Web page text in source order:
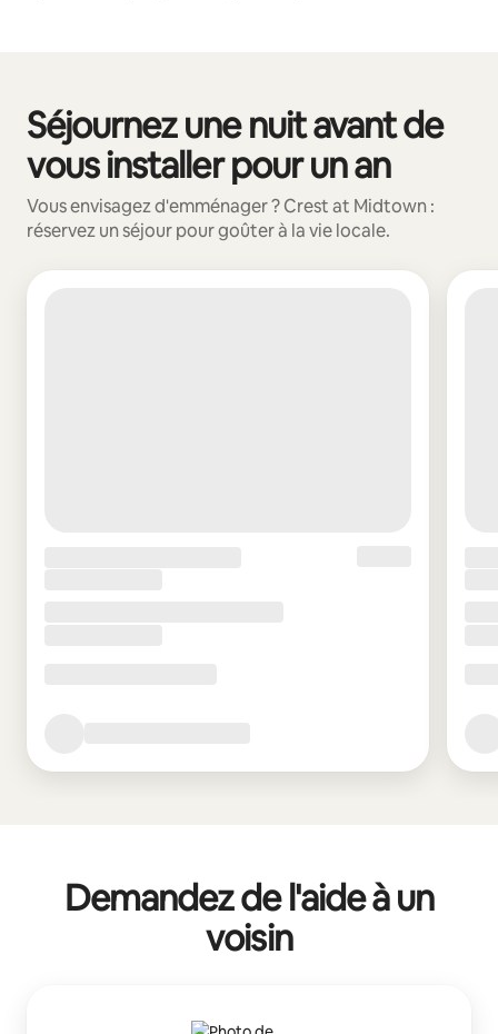
Séjournez une nuit avant de
vous installer pour un an
Vous envisagez d'emménager ? Crest at Midtown :
réservez un séjour pour goûter à la vie locale.
0 sur 0 élément visible
Demandez de l'aide à un
voisin